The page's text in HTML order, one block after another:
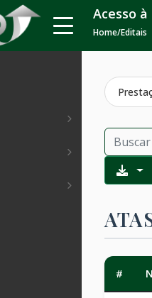
Acesso
Home/Editais
#